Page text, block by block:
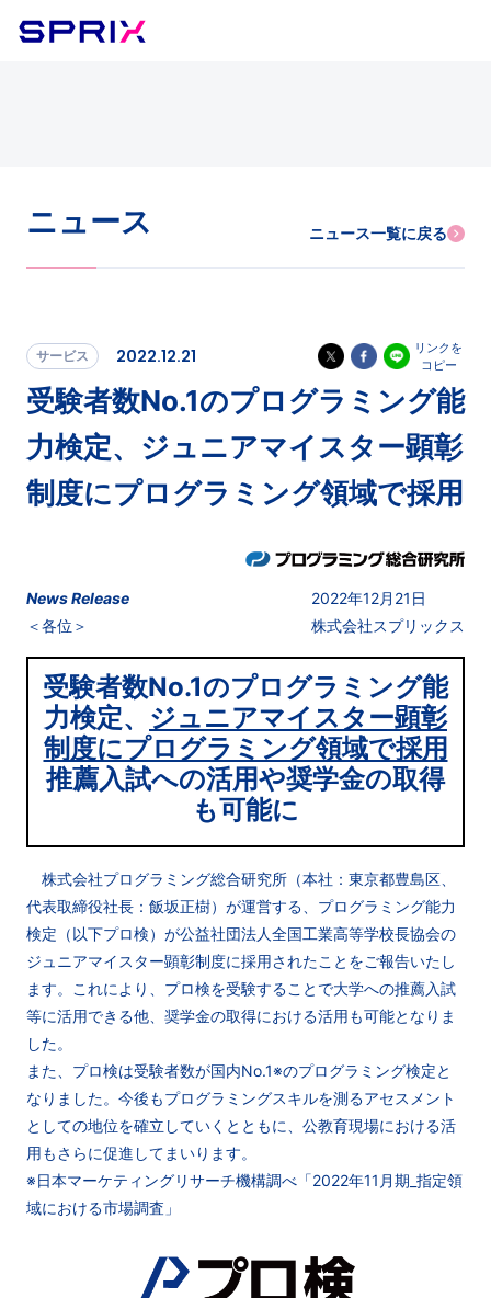
ニュース ニュース一覧に戻る
サービス 2022.12.21
リンクを
コピー
受験者数No.1のプログラミング能
力検定、ジュニアマイスター顕彰
制度にプログラミング領域で採用
News Release
＜各位＞
2022年12月21日
株式会社スプリックス
受験者数No.1のプログラミング能
力検定、 ジュニアマイスター顕彰
制度にプログラミング領域で採用
推薦入試への活用や奨学金の取得
も可能に
株式会社プログラミング総合研究所（本社：東京都豊島区、
代表取締役社長：飯坂正樹）が運営する、プログラミング能力
検定（以下プロ検）が公益社団法人全国工業高等学校長協会の
ジュニアマイスター顕彰制度に採用されたことをご報告いたし
ます。これにより、プロ検を受験することで大学への推薦入試
等に活用できる他、奨学金の取得における活用も可能となりま
した。
また、プロ検は受験者数が国内No.1※のプログラミング検定と
なりました。今後もプログラミングスキルを測るアセスメント
としての地位を確立していくとともに、公教育現場における活
用もさらに促進してまいります。
※日本マーケティングリサーチ機構調べ「2022年11月期_指定領
域における市場調査」